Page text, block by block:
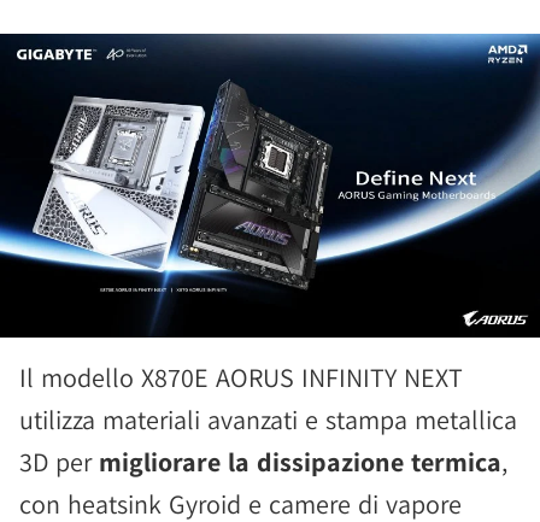
Il modello X870E AORUS INFINITY NEXT
utilizza materiali avanzati e stampa metallica
3D per migliorare la dissipazione termica,
con heatsink Gyroid e camere di vapore